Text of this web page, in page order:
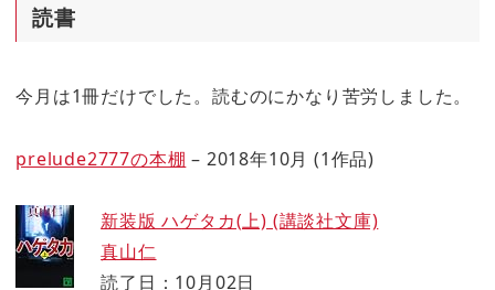
読書
今月は1冊だけでした。読むのにかなり苦労しました。
prelude2777の本棚 – 2018年10月 (1作品)
新装版 ハゲタカ(上) (講談社文庫)
真山仁
読了日：10月02日